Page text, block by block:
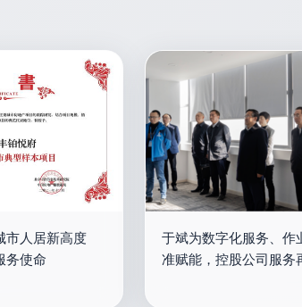
市人居新高度
使命
于斌为数字化服务、作
准赋能，控股公司服务